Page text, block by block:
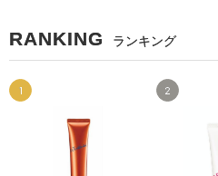
RANKING ランキング
1 2